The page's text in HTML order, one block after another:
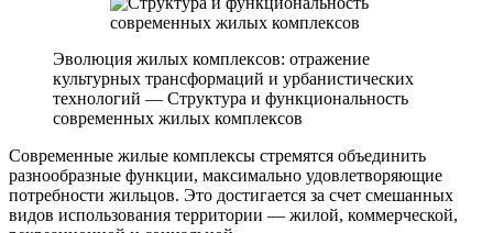
Эволюция жилых комплексов: отражение
культурных трансформаций и урбанистических
технологий — Структура и функциональность
современных жилых комплексов
Современные жилые комплексы стремятся объединить
разнообразные функции, максимально удовлетворяющие
потребности жильцов. Это достигается за счет смешанных
видов использования территории — жилой, коммерческой,